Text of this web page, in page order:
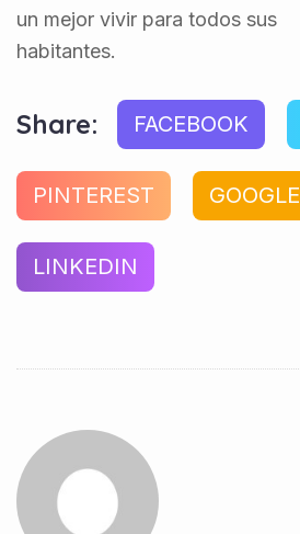
un mejor vivir para todos sus
habitantes.
Share: FACEBOOK
PINTEREST GOOGLE
LINKEDIN